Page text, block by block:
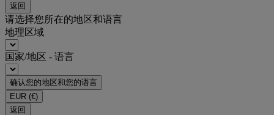
返回
请选择您所在的地区和语言
地理区域
国家/地区 - 语言
确认您的地区和您的语言
EUR (€)
返回